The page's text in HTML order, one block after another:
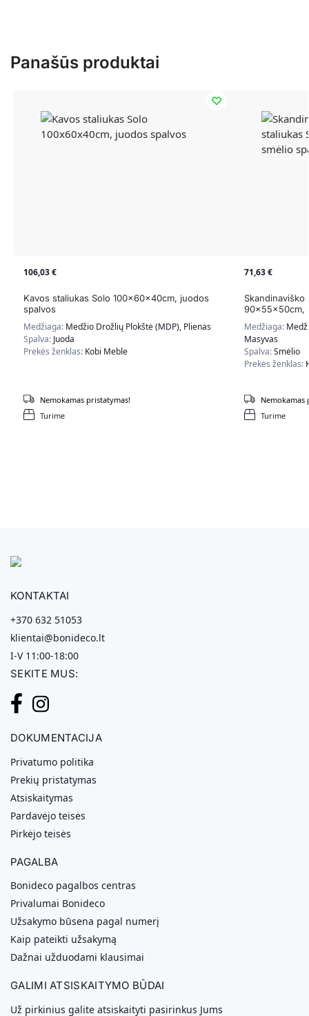
Panašūs produktai
106,03€
Kavos staliukas Solo 100x60x40cm, juodos
spalvos
Medžiaga: Medžio Drožlių Plokštė (MDP), Plienas
Spalva: Juoda
Prekės ženklas: Kobi Meble
Turime
Nemokamas pristatymas!
71,63€
Skandinaviško
90x55x50cm,
Medžiaga:
Masyvas
Spalva:Smėlio
Prekės ženklas:
Turime
Nemokamas
KONTAKTAI
+370 632 51053
klientai@bonideco.lt
I-V 11:00-18:00
SEKITE MUS:
DOKUMENTACIJA
Privatumo politika
Prekių pristatymas
Atsiskaitymas
Pardavėjo teisės
Pirkėjo teisės
PAGALBA
Bonideco pagalbos centras
Privalumai Bonideco
Užsakymo būsena pagal numerį
Kaip pateikti užsakymą
Dažnai užduodami klausimai
GALIMI ATSISKAITYMO BŪDAI
Už pirkinius galite atsiskaityti pasirinkus Jums